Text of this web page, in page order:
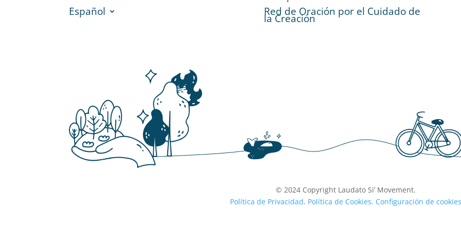
Español
Red de Oración por el Cuidado de
la Creación
© 2024 Copyright Laudato Si’ Movement.
Política de Privacidad. Política de Cookies. Configuración de cookies